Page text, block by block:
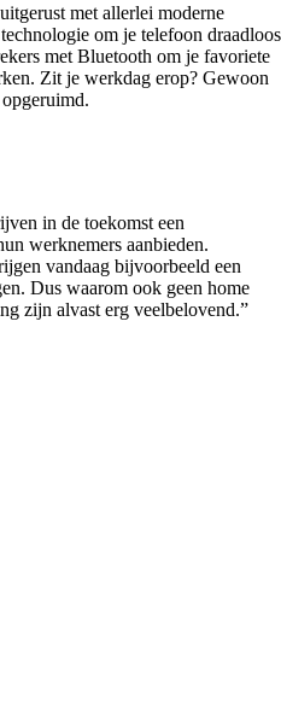
met allerlei moderne
om je telefoon draadloos
met Bluetooth om je favoriete
Zit je werkdag erop? Gewoon
in de toekomst een
werknemers aanbieden.
vandaag bijvoorbeeld een
Dus waarom ook geen home
zijn alvast erg veelbelovend.”